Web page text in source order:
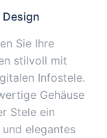
Design
Sie Ihre
stilvoll mit
Infostele.
Gehäuse
Stele ein
elegantes